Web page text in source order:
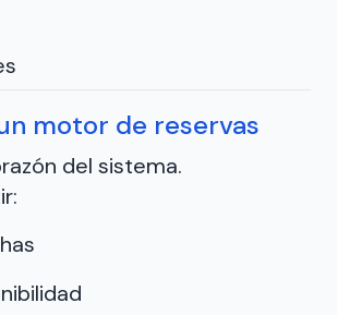
motor de reservas
del sistema.